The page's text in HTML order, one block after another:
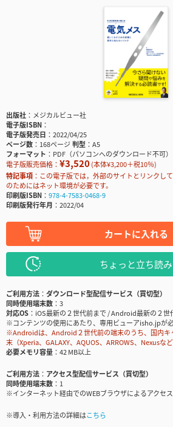
出版社
メジカルビュー社
電子版ISBN
電子版発売日
2022/04/25
ページ数
168ページ判型
A5
フォーマット
PDF（パソコンへのダウンロード不可）
電子版販売価格： ¥3,520(本体¥3,200＋税10％)
特記事項
この電子版では，外部のサイトとリンクし
のためにはネット環境が必要です。
印刷版ISBN
978-4-7583-0468-9
印刷版発行年月
2022/04
カートに入れる
ちょっと立ち読み
ご利用方法
ダウンロード型配信サービス（買切型）
同時使用端末数
3
対応OS
iOS最新の２世代前まで / Android最新の２世
※コンテンツの使用にあたり、専用ビューアisho.jpが
※Androidは、Android２世代前の端末のうち、国内キ
末（Xperia、GALAXY、AQUOS、ARROWS、Nexusな
必要メモリ容量
42 MB以上
ご利用方法
アクセス型配信サービス（買切型）
同時使用端末数
1
※インターネット経由でのWEBブラウザによるアクセ
※導入・利用方法の詳細はこちら